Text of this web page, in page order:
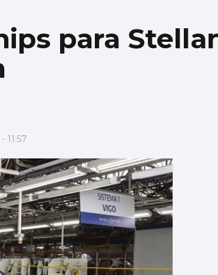
para
11:57